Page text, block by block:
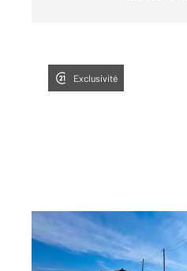
Exclusivité
MARSEILLE 13013
69,84 m , 3 pièces
Ref : 10255